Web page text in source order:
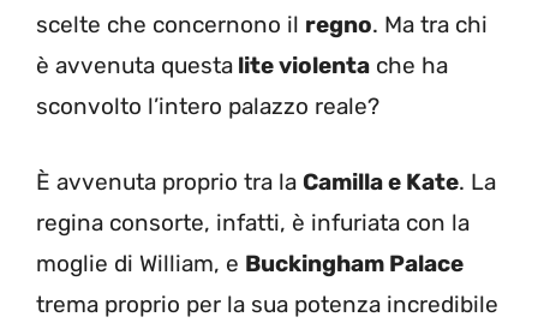
scelte che concernono il regno. Ma tra chi
è avvenuta questa lite violenta che ha
sconvolto l’intero palazzo reale?
È avvenuta proprio tra la Camilla e Kate. La
regina consorte, infatti, è infuriata con la
moglie di William, e Buckingham Palace
trema proprio per la sua potenza incredibile